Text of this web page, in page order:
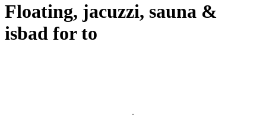
Floating, jacuzzi, sauna &
isbad for to